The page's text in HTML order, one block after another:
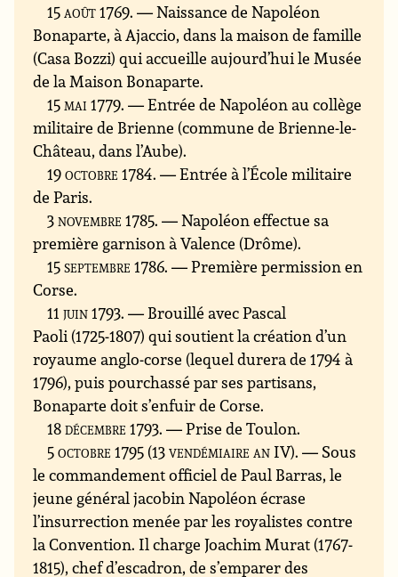
15 août 1769. — Naissance de Napoléon
Bonaparte, à Ajaccio, dans la maison de famille
(Casa Bozzi) qui accueille aujourd’hui le Musée
de la Maison Bonaparte.
15 mai 1779. — Entrée de Napoléon au collège
militaire de Brienne (commune de Brienne-le-
Château, dans l’Aube).
19 octobre 1784. — Entrée à l’École militaire
de Paris.
3 novembre 1785. — Napoléon effectue sa
première garnison à Valence (Drôme).
15 septembre 1786. — Première permission en
Corse.
11 juin 1793. — Brouillé avec Pascal
Paoli (1725-1807) qui soutient la création d’un
royaume anglo-corse (lequel durera de 1794 à
1796), puis pourchassé par ses partisans,
Bonaparte doit s’enfuir de Corse.
18 décembre 1793. — Prise de Toulon.
5 octobre 1795 (13 vendémiaire an IV). — Sous
le commandement officiel de Paul Barras, le
jeune général jacobin Napoléon écrase
l’insurrection menée par les royalistes contre
la Convention. Il charge Joachim Murat (1767-
1815), chef d’escadron, de s’emparer des